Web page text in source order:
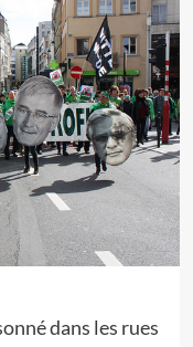
dans les rues